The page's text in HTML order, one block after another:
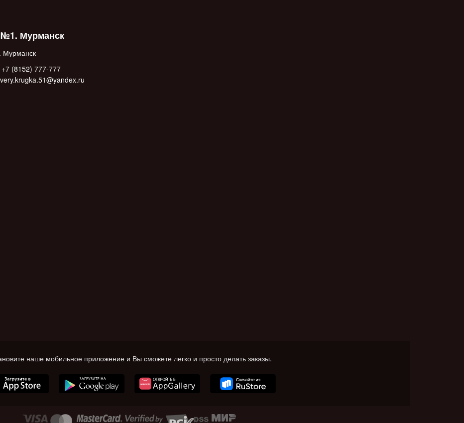
№1. Мурманск
Мурманск
(8152) 777-777
наше мобильное приложение и Вы сможете легко и просто делать заказы.